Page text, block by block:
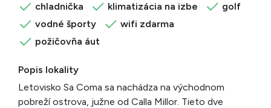
chladnička
klimatizácia na izbe
golf
vodné športy
wifi zdarma
požičovňa áut
Popis lokality
Letovisko Sa Coma sa nachádza na východnom
pobreží ostrova, južne od Calla Millor. Tieto dve